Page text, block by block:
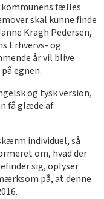
fælles
skal kunne finde
Kragh Pedersen,
Erhvervs- og
år vil blive
egnen.
og tysk version,
få glæde af
individuel, så
om, hvad der
sig, oplyser
på, at denne